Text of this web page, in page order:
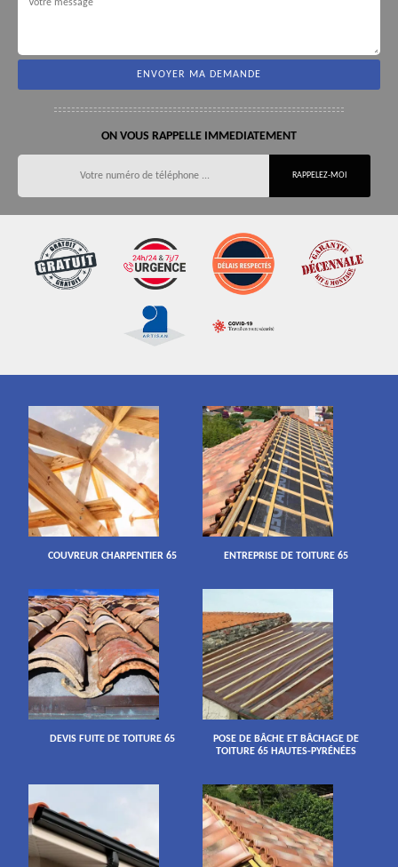
ON VOUS RAPPELLE IMMEDIATEMENT
COUVREUR CHARPENTIER 65 ENTREPRISE DE TOITURE 65
DEVIS FUITE DE TOITURE 65
POSE DE BÂCHE ET BÂCHAGE DE
TOITURE 65 HAUTES-PYRÉNÉES